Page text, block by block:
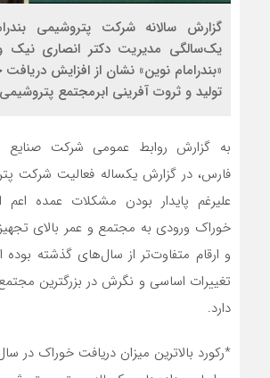
گزارش سالانه شرکت پتروشیمی
یک‌سالگی مدیریت دکتر انصاری نیک
«بندرامام نوین» نشان از افزایش
تولید و ثروت آفرینی ابرمجتمع پتروشیمی
به گزارش روابط عمومی شرکت صنایع
فارس، در گزارش یکساله فعالیت شرکت
علیرغم پایدار بودن مشکلات عمده اعم
خوراک ورودی به مجتمع و عمر بالای
و ارقام متفاوت‌تر از سال‌های گذشته
تغییرات اساسی و نگرش در بزرگترین
دارد.
*رکورد بالاترین میزان دریافت خوراک در سال